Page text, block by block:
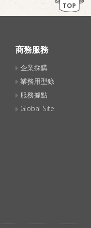
TOP
商務服務
企業採購
業務用型錄
服務據點
Global Site